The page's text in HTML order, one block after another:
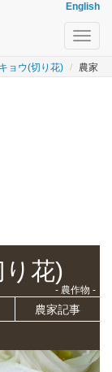
English
ョウ(切り花) 農家
花)
- 農作物 -
農家記事